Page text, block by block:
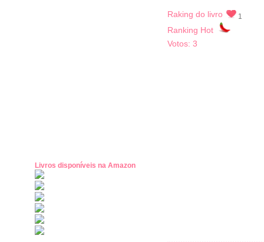
Livros disponíveis na Amazon
Raking do livro 1
Ranking Hot
Votos: 3